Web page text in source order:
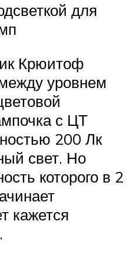
для
Крюитоф
уровнем
с ЦТ
200 Лк
свет. Но
которого в 2
кажется